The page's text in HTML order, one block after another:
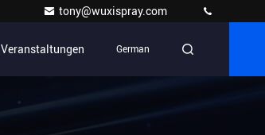
tony@wuxispray.com
Veranstaltungen German